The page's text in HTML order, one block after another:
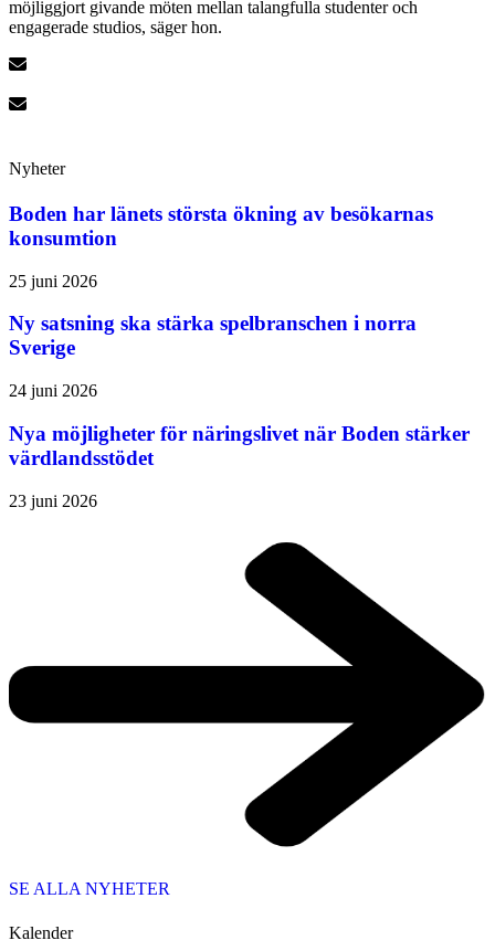
möjliggjort givande möten mellan talangfulla studenter och
engagerade studios, säger hon.
Nyheter
Boden har länets största ökning av besökarnas
konsumtion
25 juni 2026
Ny satsning ska stärka spelbranschen i norra
Sverige
24 juni 2026
Nya möjligheter för näringslivet när Boden stärker
värdlandsstödet
23 juni 2026
SE ALLA NYHETER
Kalender